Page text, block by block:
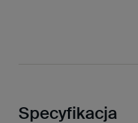
Specyfikacja